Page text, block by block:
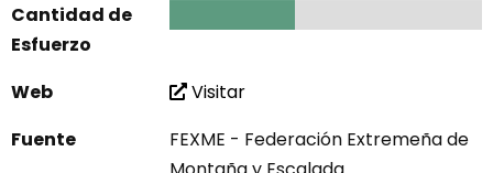
Web
Visitar
Fuente
FEXME - Federación Extremeña de
Cantidad de
Esfuerzo